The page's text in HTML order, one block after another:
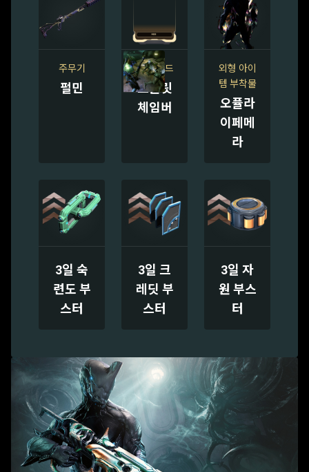
주무기
펄민
소총 모드
스플릿
체임버
외형 아이
템 부착물
오퓰라
이페메
라
3일 숙
련도 부
스터
3일 크
레딧 부
스터
3일 자
원 부스
터